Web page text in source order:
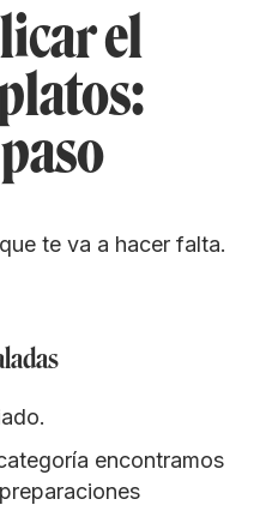
el
te va a hacer falta.
encontramos